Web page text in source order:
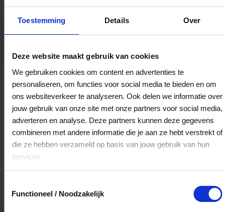
Toestemming Details Over
Deze website maakt gebruik van cookies
We gebruiken cookies om content en advertenties te
personaliseren, om functies voor social media te bieden en om
ons websiteverkeer te analyseren. Ook delen we informatie over
jouw gebruik van onze site met onze partners voor social media,
adverteren en analyse. Deze partners kunnen deze gegevens
combineren met andere informatie die je aan ze hebt verstrekt of
die ze hebben verzameld op basis van jouw gebruik van hun
services.
Klikhiervoor ons cookiebeleid.
Functioneel / Noodzakelijk
Bestedingslocaties
Cocody
Zwembadweg 15
5663PL Geldrop
Veelgestelde Vragen
Ja, je mag het saldo van je VVV